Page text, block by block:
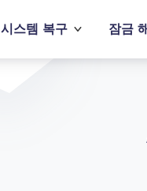
시스템 복구 잠금